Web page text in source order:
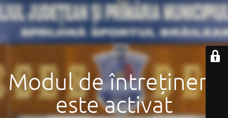
Modul de întreținere
este activat